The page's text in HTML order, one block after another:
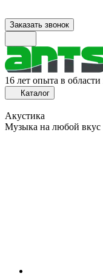
Заказать звонок
16 лет опыта в
Каталог
Акустика
Музыка на любой вкус